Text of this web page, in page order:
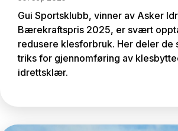
Gui Sportsklubb, vinner av Asker
Bærekraftspris 2025, er svært
redusere klesforbruk. Her deler de
triks for gjennomføring av
idrettsklær.